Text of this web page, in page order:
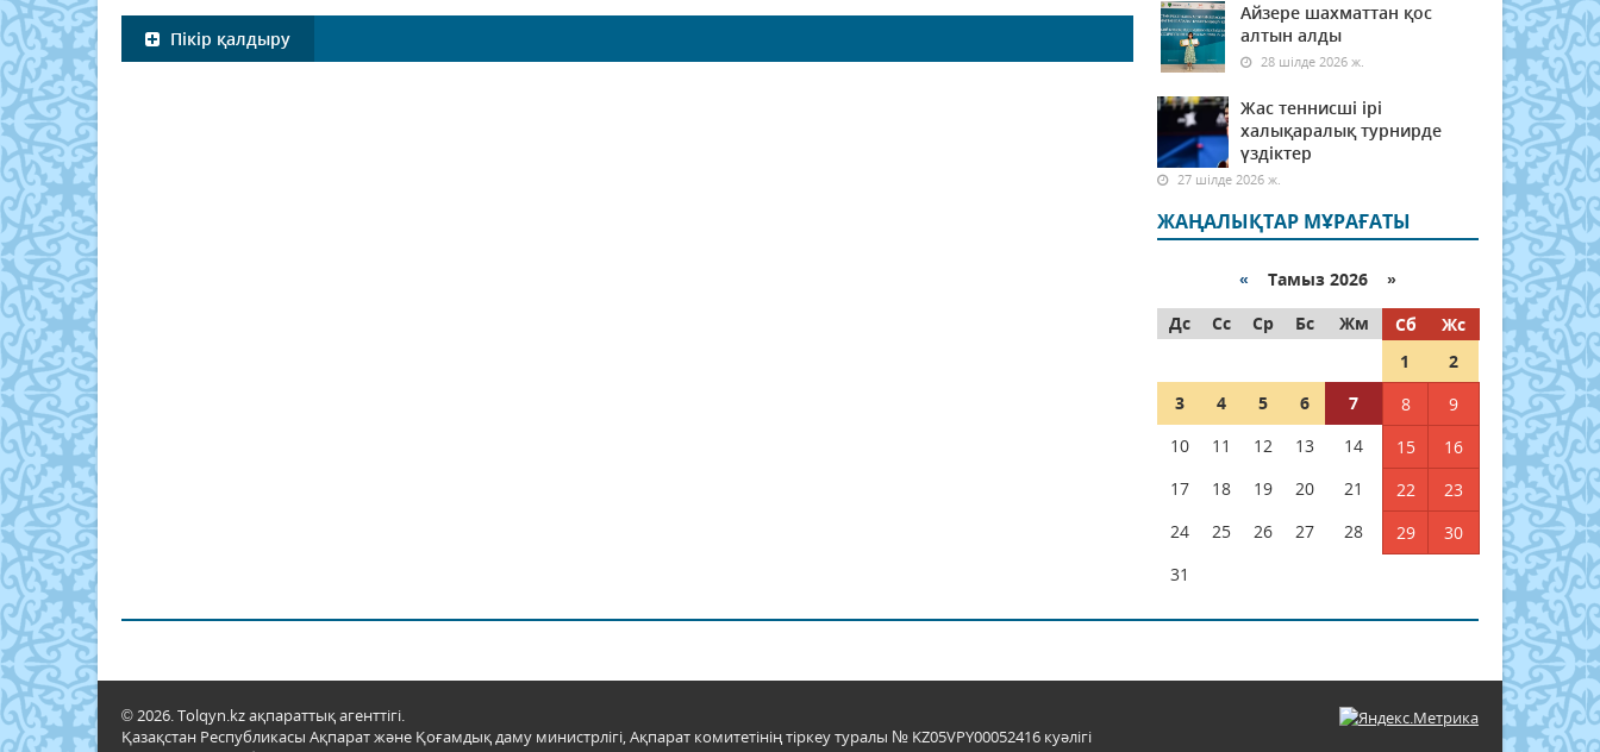
Пікір қалдыру
Айзере шахматтан қос
алтын алды
28 шілде 2026 ж.
Жас теннисші ірі
халықаралық турнирде
үздіктер
27 шілде 2026 ж.
ЖАҢАЛЫҚТАР МҰРАҒАТЫ
« Тамыз 2026 »
Дс
Сс Ср Бс Жм Сб
Жс
1
2
3
4 5 6 7 8
9
10
11 12 13 14 15
16
17
18 19 20 21 22
23
24
25 26 27 28 29
30
31
© 2026. Tolqyn.kz ақпараттық агенттігі.
Қазақстан Республикасы Ақпарат және Қоғамдық даму министрлігі, Ақпарат комитетінің тіркеу туралы № KZ05VPY00052416 куәлігі